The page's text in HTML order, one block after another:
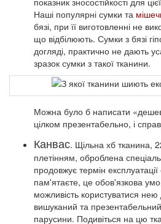
Наші популярні сумки та
бязі, при її виготовленні не
що відбілюють. Сумки з бязі
догляді, практично не дають
зразок сумки з такої тканини.
Можна було б написати
цілком презентабельно, і
Канвас. Щільна хб тканина,
плетінням, оброблена
продовжує термін
пам'ятаєте, це обов'язкова
можливість користуватися
вишуканий та
парусини. Подивіться на цю